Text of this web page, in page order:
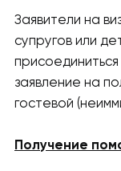
Заявители на
супругов или
заявление на
гостевой
Получение